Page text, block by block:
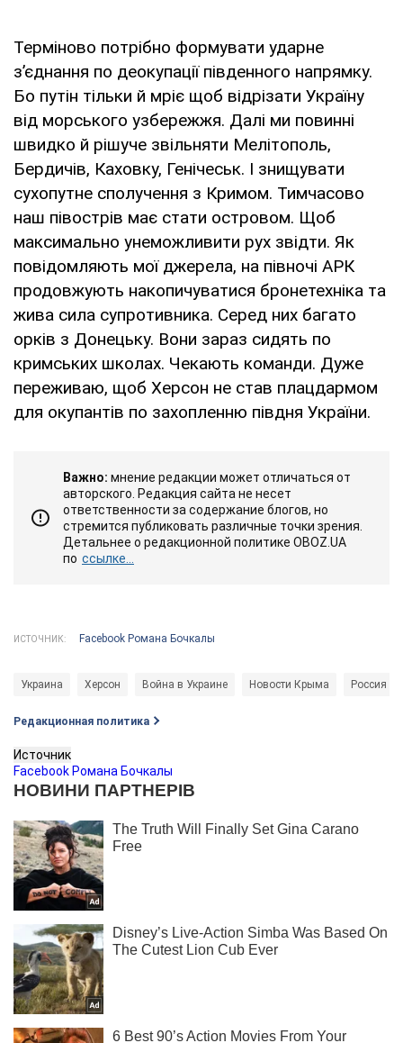
Терміново потрібно формувати ударне
з’єднання по деокупації південного напрямку.
Бо путін тільки й мріє щоб відрізати Україну
від морського узбережжя. Далі ми повинні
швидко й рішуче звільняти Мелітополь,
Бердичів, Каховку, Генічеськ. І знищувати
сухопутне сполучення з Кримом. Тимчасово
наш півострів має стати островом. Щоб
максимально унеможливити рух звідти. Як
повідомляють мої джерела, на півночі АРК
продовжують накопичуватися бронетехніка та
жива сила супротивника. Серед них багато
орків з Донецьку. Вони зараз сидять по
кримських школах. Чекають команди. Дуже
переживаю, щоб Херсон не став плацдармом
для окупантів по захопленню півдня України.
Важно: мнение редакции может отличаться от
авторского. Редакция сайта не несет
ответственности за содержание блогов, но
стремится публиковать различные точки зрения.
Детальнее о редакционной политике OBOZ.UA
по ссылке...
ИСТОЧНИК: Facebook Романа Бочкалы
Украина Херсон Война в Украине Новости Крыма Россия
Редакционная политика
Источник
Facebook Романа Бочкалы